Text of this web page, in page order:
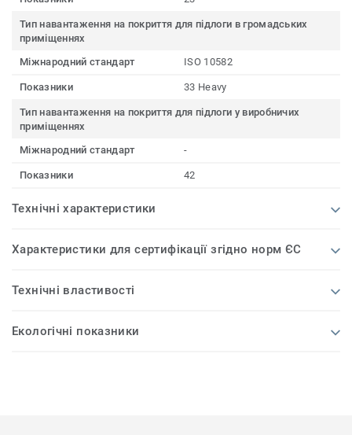
Тип навантаження на покриття для підлоги в громадських
приміщеннях
Міжнародний стандарт
ISO 10582
Показники 33 Heavy
Тип навантаження на покриття для підлоги у виробничих
приміщеннях
Міжнародний стандарт
-
Показники 42
Технічні характеристики
Характеристики для сертифікації згідно норм ЄС
Технічні властивості
Екологічні показники